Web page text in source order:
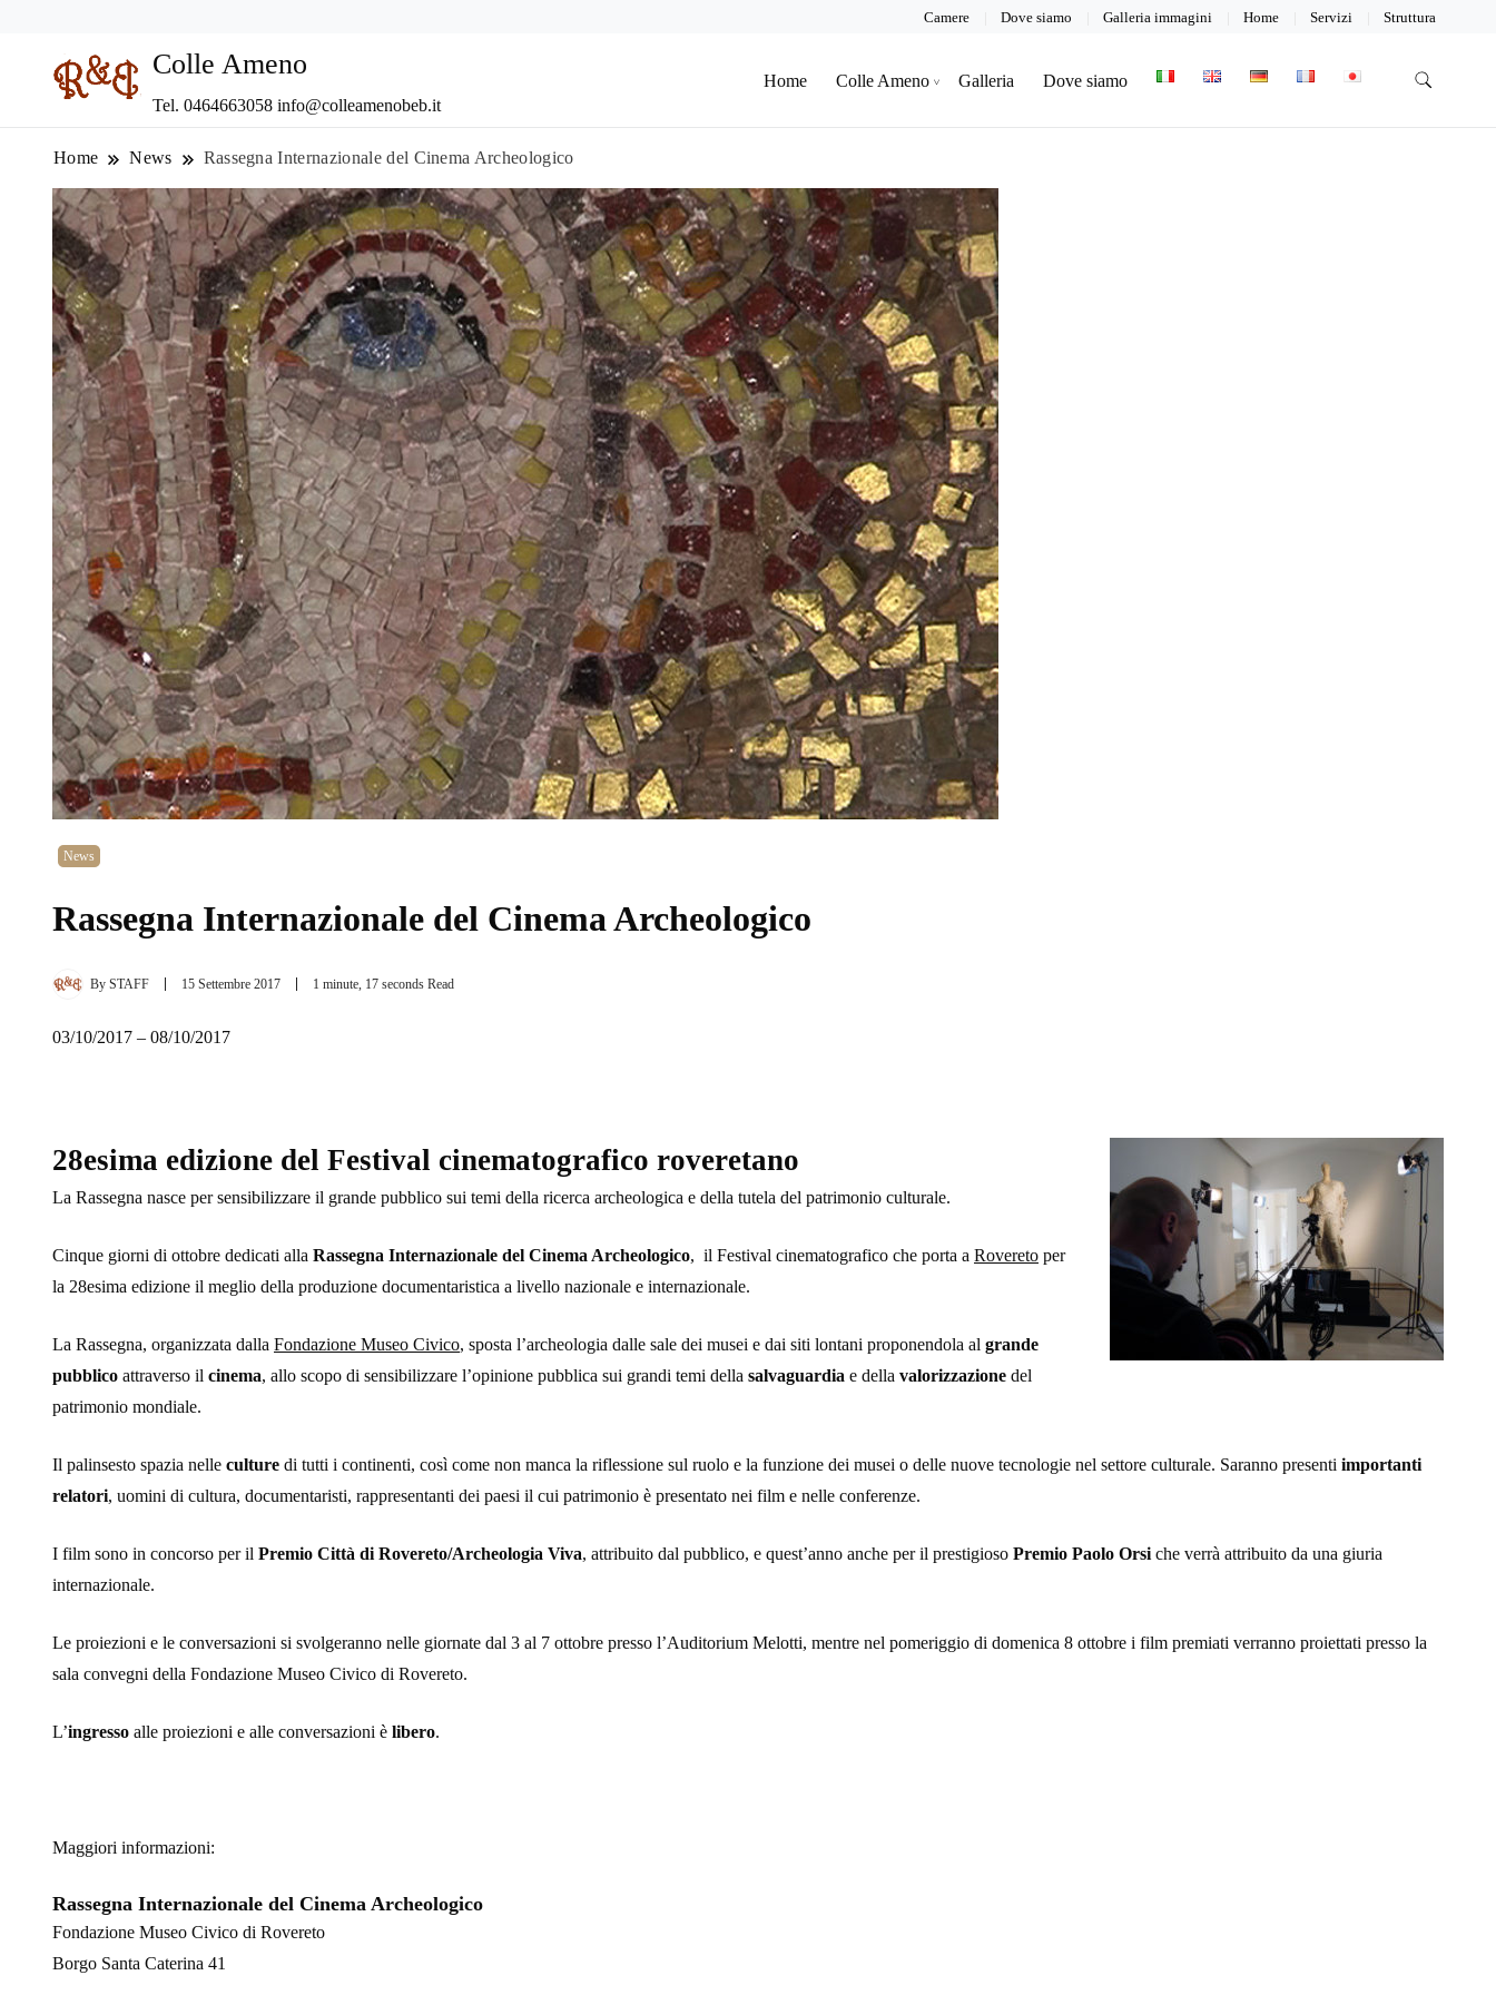
Camere Dove siamo Galleria immagini Home Servizi Struttura
Colle Ameno
Tel. 0464663058 info@colleamenobeb.it
Home Colle Ameno Galleria Dove siamo
Home News Rassegna Internazionale del Cinema Archeologico
News
Rassegna Internazionale del Cinema Archeologico
By STAFF 15 Settembre 2017 1 minute, 17 seconds Read
03/10/2017 – 08/10/2017
28esima edizione del Festival cinematografico roveretano
La Rassegna nasce per sensibilizzare il grande pubblico sui temi della ricerca archeologica e della tutela del patrimonio culturale.
Cinque giorni di ottobre dedicati alla Rassegna Internazionale del Cinema Archeologico, il Festival cinematografico che porta a Rovereto per
la 28esima edizione il meglio della produzione documentaristica a livello nazionale e internazionale.
La Rassegna, organizzata dalla Fondazione Museo Civico, sposta l’archeologia dalle sale dei musei e dai siti lontani proponendola al grande
pubblico attraverso il cinema, allo scopo di sensibilizzare l’opinione pubblica sui grandi temi della salvaguardia e della valorizzazione del
patrimonio mondiale.
Il palinsesto spazia nelle culture di tutti i continenti, così come non manca la riflessione sul ruolo e la funzione dei musei o delle nuove tecnologie nel settore culturale. Saranno presenti importanti
relatori, uomini di cultura, documentaristi, rappresentanti dei paesi il cui patrimonio è presentato nei film e nelle conferenze.
I film sono in concorso per il Premio Città di Rovereto/Archeologia Viva, attribuito dal pubblico, e quest’anno anche per il prestigioso Premio Paolo Orsi che verrà attribuito da una giuria
internazionale.
Le proiezioni e le conversazioni si svolgeranno nelle giornate dal 3 al 7 ottobre presso l’Auditorium Melotti, mentre nel pomeriggio di domenica 8 ottobre i film premiati verranno proiettati presso la
sala convegni della Fondazione Museo Civico di Rovereto.
L’ingresso alle proiezioni e alle conversazioni è libero.
Maggiori informazioni:
Rassegna Internazionale del Cinema Archeologico
Fondazione Museo Civico di Rovereto
Borgo Santa Caterina 41